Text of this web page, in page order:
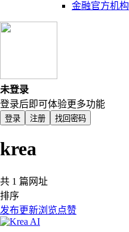
金融官方机构
未登录
登录后即可体验更多功能
登录 注册 找回密码
krea
共 1 篇网址
排序
发布更新浏览点赞